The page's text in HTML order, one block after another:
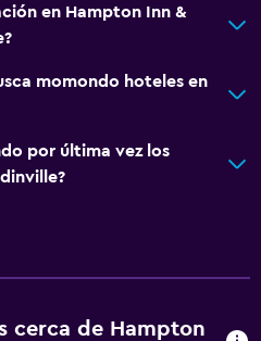
en Hampton Inn &
momondo hoteles en
por última vez los
cerca de Hampton